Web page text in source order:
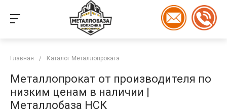
Главная / Каталог Металлопроката
Металлопрокат от производителя по
низким ценам в наличии |
Металлобаза НСК